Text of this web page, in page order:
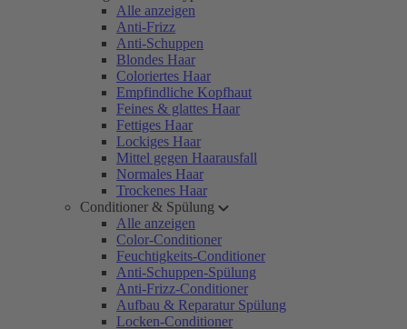
Alle anzeigen
Anti-Frizz
Anti-Schuppen
Blondes Haar
Coloriertes Haar
Empfindliche Kopfhaut
Feines & glattes Haar
Fettiges Haar
Lockiges Haar
Mittel gegen Haarausfall
Normales Haar
Trockenes Haar
Conditioner & Spülung
Alle anzeigen
Color-Conditioner
Feuchtigkeits-Conditioner
Anti-Schuppen-Spülung
Anti-Frizz-Conditioner
Aufbau & Reparatur Spülung
Locken-Conditioner